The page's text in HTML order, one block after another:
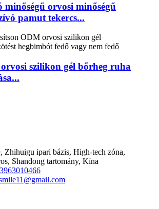
minőségű orvosi minőségű
pamut tekercs...
szilikon gél bőrheg ruha
Zhihuigu ipari bázis, High-tech zóna,
Shandong tartomány, Kína